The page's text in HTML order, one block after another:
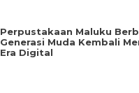
Perpustakaan Maluku
Generasi Muda Kembali
Era Digital